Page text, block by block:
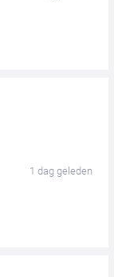
1 dag geleden